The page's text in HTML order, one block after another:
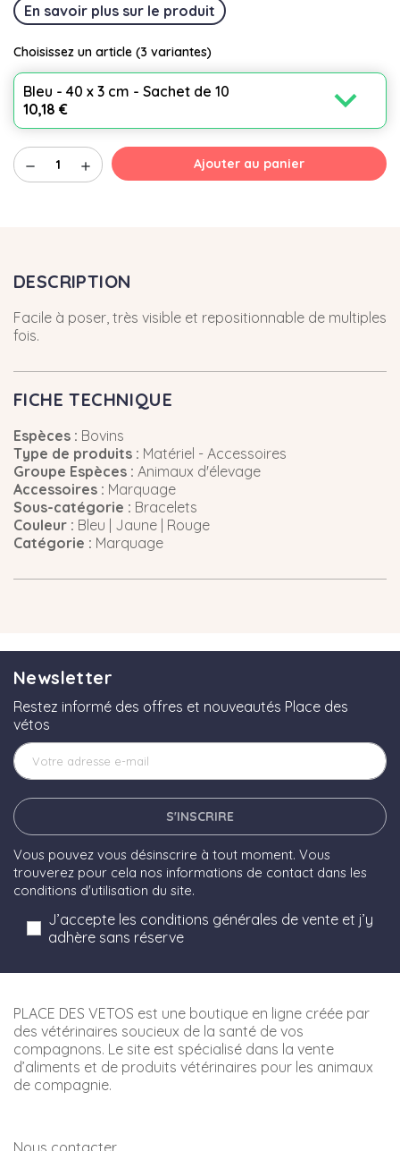
En savoir plus sur le produit
Choisissez un article (3 variantes)
Bleu - 40 x 3 cm - Sachet de 10
10,18 €
expand_more
remove add Ajouter au panier
DESCRIPTION
Facile à poser, très visible et repositionnable de multiples
fois.
FICHE TECHNIQUE
Espèces : Bovins
Type de produits : Matériel - Accessoires
Groupe Espèces : Animaux d'élevage
Accessoires : Marquage
Sous-catégorie : Bracelets
Couleur : Bleu | Jaune | Rouge
Catégorie : Marquage
Newsletter
Restez informé des offres et nouveautés Place des
vétos
S'INSCRIRE
Vous pouvez vous désinscrire à tout moment. Vous
trouverez pour cela nos informations de contact dans les
conditions d'utilisation du site.
J’accepte les conditions générales de vente et j’y
adhère sans réserve
PLACE DES VETOS est une boutique en ligne créée par
des vétérinaires soucieux de la santé de vos
compagnons. Le site est spécialisé dans la vente
d’aliments et de produits vétérinaires pour les animaux
de compagnie.
Nous contacter